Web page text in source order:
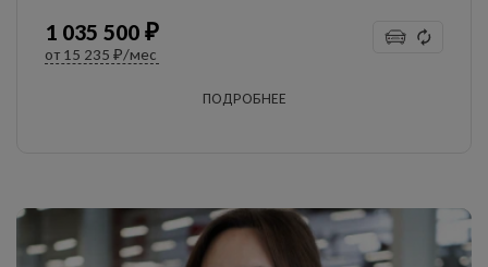
1 035 500 ₽
от 15 235 ₽/мес
ПОДРОБНЕЕ